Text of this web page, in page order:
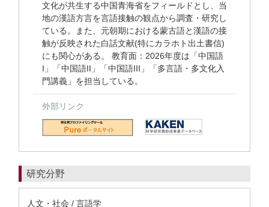
文化が共生する中国青海省をフィールドとし、当
地の漢語方言を言語接触の観点から調査・研究し
ている。また、元朝期における蒙古語と漢語の接
触が反映された白話文献(特にカラホト出土書信)
にも関心がある。 教育面：2026年度は「中国語
I」「中国語II」「中国語III」「多言語・多文化入
門講義」を担当している。
外部リンク
研究分野
人文・社会 / 言語学